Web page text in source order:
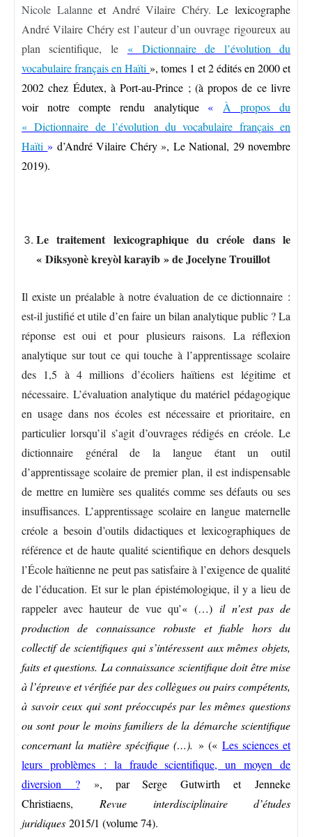
Nicole Lalanneet André Vilaire Chéry. Le lexicographe
André Vilaire Chéry est l’auteur d’un ouvrage rigoureux au
plan scientifique, le « Dictionnaire de l’évolution du
vocabulaire français en Haïti », tomes 1 et 2 édités en 2000 et
2002 chez Édutex, à Port-au-Prince ; (à propos de ce livre
voir notre compte rendu analytique «À propos du
« Dictionnaire de l’évolution du vocabulaire français en
Haïti» d’André Vilaire Chéry », Le National, 29 novembre
2019).
Le traitement lexicographique du créole dans le
« Diksyonè kreyòl karayib » de Jocelyne Trouillot
Il existe un préalable à notre évaluation de ce dictionnaire :
est-il justifié et utile d’en faire un bilan analytique public ? La
réponse est oui et pour plusieurs raisons. La réflexion
analytique sur tout ce qui touche à l’apprentissage scolaire
des 1,5 à 4 millions d’écoliers haïtiens est légitime et
nécessaire. L’évaluation analytique du matériel pédagogique
en usage dans nos écoles est nécessaire et prioritaire, en
particulier lorsqu’il s’agit d’ouvrages rédigés en créole. Le
dictionnaire général de la langue étant un outil
d’apprentissage scolaire de premier plan, il est indispensable
de mettre en lumière ses qualités comme ses défauts ou ses
insuffisances. L’apprentissage scolaire en langue maternelle
créole a besoin d’outils didactiques et lexicographiques de
référence et de haute qualité scientifique en dehors desquels
l’École haïtienne ne peut pas satisfaire à l’exigence de qualité
de l’éducation. Et sur le plan épistémologique, il y a lieu de
rappeler avec hauteur de vue qu’« (…)il n’est pas de
production de connaissance robuste et fiable hors du
collectif de scientifiques qui s’intéressent aux mêmes objets,
faits et questions. La connaissance scientifique doit être mise
à l’épreuve et vérifiée par des collègues ou pairs compétents,
à savoir ceux qui sont préoccupés par les mêmes questions
ou sont pour le moins familiers de la démarche scientifique
concernant la matière spécifique (…). » (« Les sciences et
leurs problèmes : la fraude scientifique, un moyen de
diversion ?», par Serge Gutwirth et Jenneke
Christiaens,Revue interdisciplinaire d’études
juridiques 2015/1 (volume 74).